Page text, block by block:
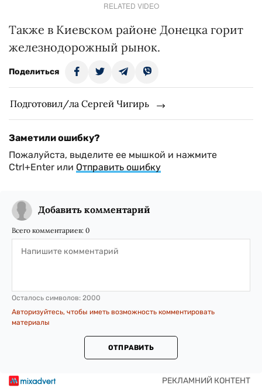
RELATED VIDEO
Также в Киевском районе Донецка горит
железнодорожный рынок.
Поделиться
Подготовил/ла Сергей Чигирь
Заметили ошибку?
Пожалуйста, выделите ее мышкой и нажмите
Ctrl+Enter или Отправить ошибку
Добавить комментарий
Всего комментариев: 0
Осталось символов: 2000
Авторизуйтесь, чтобы иметь возможность комментировать
материалы
ОТПРАВИТЬ